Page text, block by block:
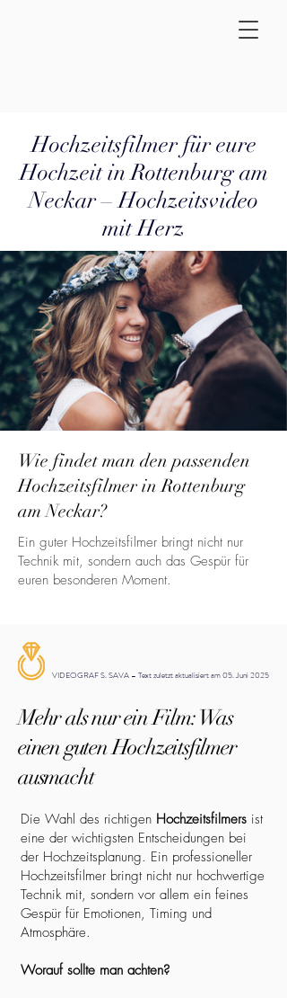
Hochzeitsfilmer für eure
Hochzeit in Rottenburg am
Neckar – Hochzeitsvideo
mit Herz
Wie findet man den passenden
Hochzeitsfilmer in Rottenburg
am Neckar?
Ein guter Hochzeitsfilmer bringt nicht nur
Technik mit, sondern auch das Gespür für
euren besonderen Moment.
VIDEOGRAF S. SAVA – Text zuletzt aktualisiert am 05. Juni 2025
Mehr als nur ein Film: Was
einen guten Hochzeitsfilmer
ausmacht
Die Wahl des richtigen Hochzeitsfilmers ist
eine der wichtigsten Entscheidungen bei
der Hochzeitsplanung. Ein professioneller
Hochzeitsfilmer bringt nicht nur hochwertige
Technik mit, sondern vor allem ein feines
Gespür für Emotionen, Timing und
Atmosphäre.
Worauf sollte man achten?